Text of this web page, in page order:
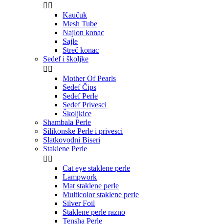
 
Kaučuk
Mesh Tube
Najlon konac
Sajle
Streč konac
Sedef i školjke
 
Mother Of Pearls
Sedef Čips
Sedef Perle
Sedef Privesci
Školjkice
Shambala Perle
Silikonske Perle i privesci
Slatkovodni Biseri
Staklene Perle
 
Cat eye staklene perle
Lampwork
Mat staklene perle
Multicolor staklene perle
Silver Foil
Staklene perle razno
Tensha Perle